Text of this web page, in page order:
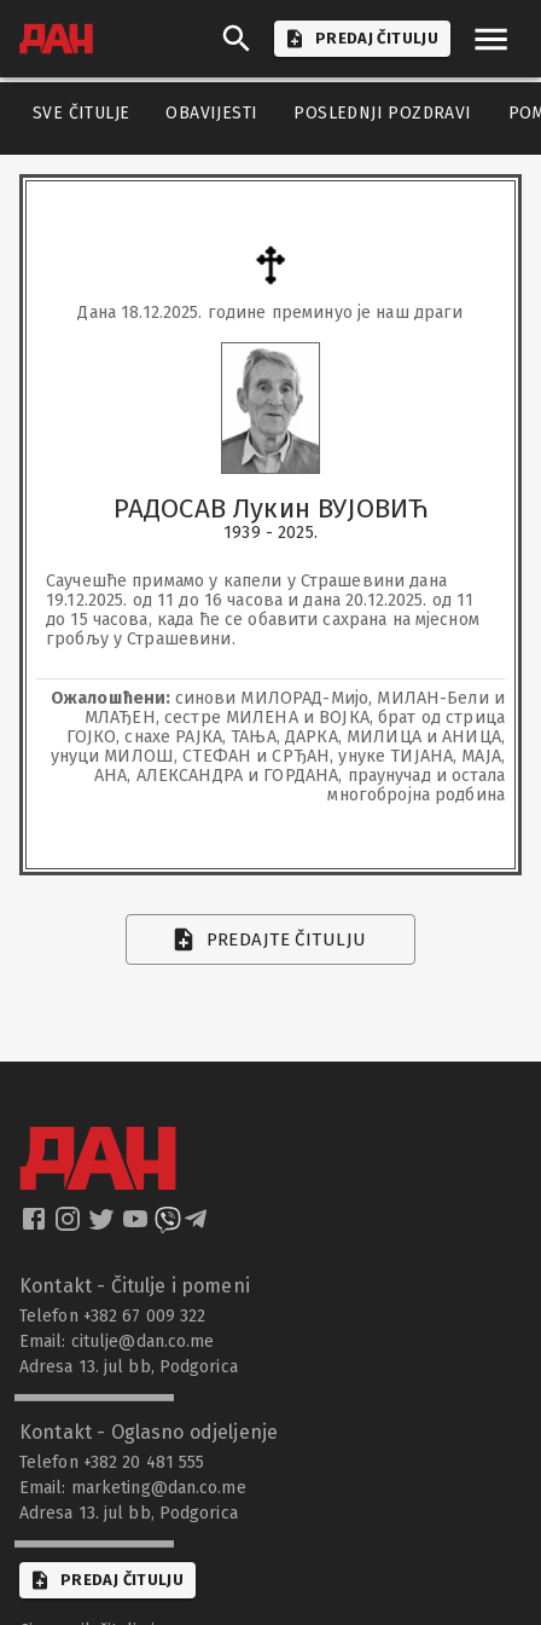
PREDAJ ČITULJU
SVE ČITULJE OBAVIJESTI POSLEDNJI POZDRAVI
Дана 18.12.2025. године преминуо је наш драги
РАДОСАВ Лукин ВУЈОВИЋ
1939 - 2025.
Саучешће примамо у капели у Страшевини дана
19.12.2025. од 11 до 16 часова и дана 20.12.2025. од 11
до 15 часова, када ће се обавити сахрана на мјесном
гробљу у Страшевини.
Ожалошћени: синови МИЛОРАД-Мијо, МИЛАН-Бели и
МЛАЂЕН, сестре МИЛЕНА и ВОЈКА, брат од стрица
ГОЈКО, снахе РАЈКА, ТАЊА, ДАРКА, МИЛИЦА и АНИЦА,
унуци МИЛОШ, СТЕФАН и СРЂАН, унуке ТИЈАНА, МАЈА,
АНА, АЛЕКСАНДРА и ГОРДАНА, праунучад и остала
многобројна родбина
PREDAJTE ČITULJU
Kontakt - Čitulje i pomeni
Telefon +382 67 009 322
Email: citulje@dan.co.me
Adresa 13. jul bb, Podgorica
Kontakt - Oglasno odjeljenje
Telefon +382 20 481 555
Email: marketing@dan.co.me
Adresa 13. jul bb, Podgorica
PREDAJ ČITULJU